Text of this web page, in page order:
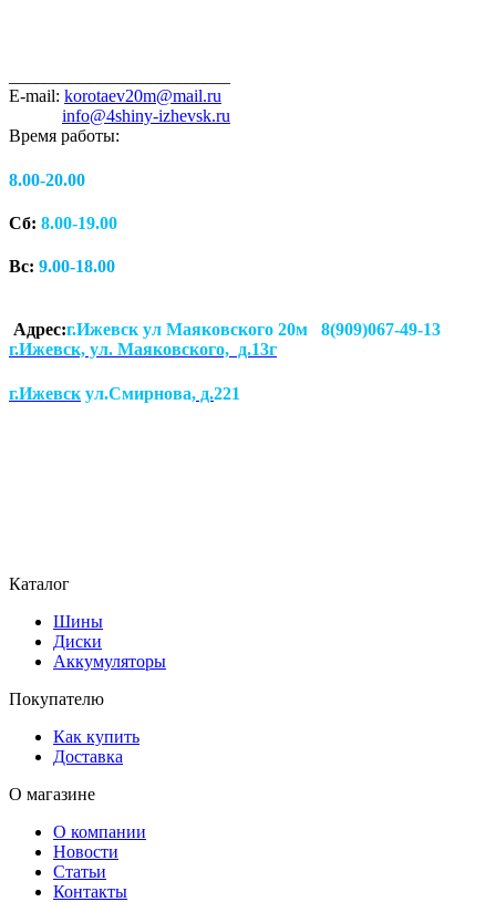
E-mail: korotaev20m@mail.ru
info@4shiny-izhevsk.ru
Время работы:
8.00-20.00
Сб: 8.00-19.00
Вс: 9.00-18.00
Адрес:г.Ижевск ул Маяковского 20м 8(909)067-49-13
г.Ижевск, ул. Маяковского, д.13г
г.Ижевск ул.Смирнова, д.221
Каталог
Шины
Диски
Аккумуляторы
Покупателю
Как купить
Доставка
О магазине
О компании
Новости
Статьи
Контакты